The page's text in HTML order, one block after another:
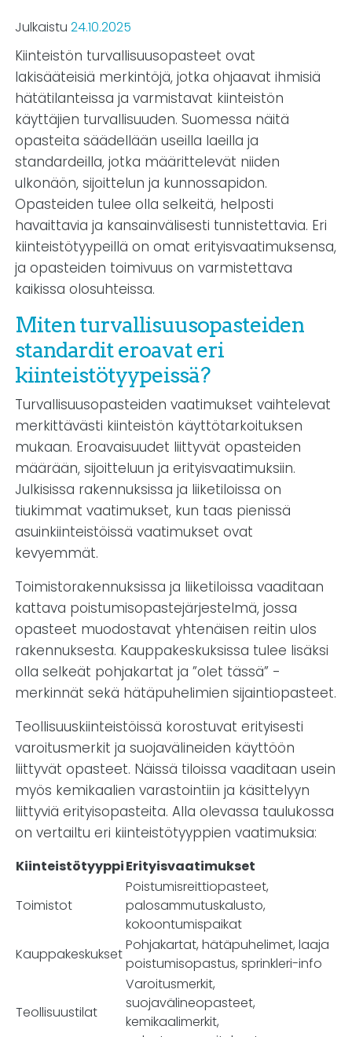
Julkaistu24.10.2025
Kiinteistön turvallisuusopasteet ovat
lakisääteisiä merkintöjä, jotka ohjaavat ihmisiä
hätätilanteissa ja varmistavat kiinteistön
käyttäjien turvallisuuden. Suomessa näitä
opasteita säädellään useilla laeilla ja
standardeilla, jotka määrittelevät niiden
ulkonäön, sijoittelun ja kunnossapidon.
Opasteiden tulee olla selkeitä, helposti
havaittavia ja kansainvälisesti tunnistettavia. Eri
kiinteistötyypeillä on omat erityisvaatimuksensa,
ja opasteiden toimivuus on varmistettava
kaikissa olosuhteissa.
Miten turvallisuusopasteiden
standardit eroavat eri
kiinteistötyypeissä?
Turvallisuusopasteiden vaatimukset vaihtelevat
merkittävästi kiinteistön käyttötarkoituksen
mukaan. Eroavaisuudet liittyvät opasteiden
määrään, sijoitteluun ja erityisvaatimuksiin.
Julkisissa rakennuksissa ja liiketiloissa on
tiukimmat vaatimukset, kun taas pienissä
asuinkiinteistöissä vaatimukset ovat
kevyemmät.
Toimistorakennuksissa ja liiketiloissa vaaditaan
kattava poistumisopastejärjestelmä, jossa
opasteet muodostavat yhtenäisen reitin ulos
rakennuksesta. Kauppakeskuksissa tulee lisäksi
olla selkeät pohjakartat ja ”olet tässä” -
merkinnät sekä hätäpuhelimien sijaintiopasteet.
Teollisuuskiinteistöissä korostuvat erityisesti
varoitusmerkit ja suojavälineiden käyttöön
liittyvät opasteet. Näissä tiloissa vaaditaan usein
myös kemikaalien varastointiin ja käsittelyyn
liittyviä erityisopasteita. Alla olevassa taulukossa
on vertailtu eri kiinteistötyyppien vaatimuksia:
KiinteistötyyppiErityisvaatimukset
Toimistot
Poistumisreittiopasteet,
palosammutuskalusto,
kokoontumispaikat
Kauppakeskukset
Pohjakartat, hätäpuhelimet, laaja
poistumisopastus, sprinkleri-info
Teollisuustilat
Varoitusmerkit,
suojavälineopasteet,
kemikaalimerkit,